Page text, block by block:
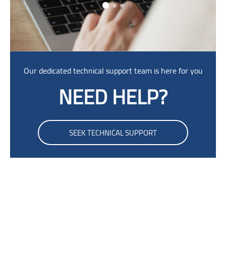
Our dedicated technical support team is here for you
NEED HELP?
SEEK TECHNICAL SUPPORT